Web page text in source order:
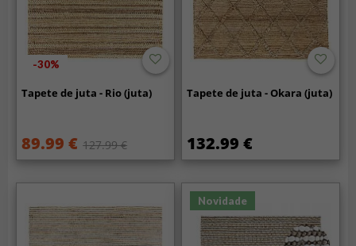
-30%
Tapete de juta - Rio (juta)
89.99 € 127.99 €
Tapete de juta - Okara (juta)
132.99 €
Novidade